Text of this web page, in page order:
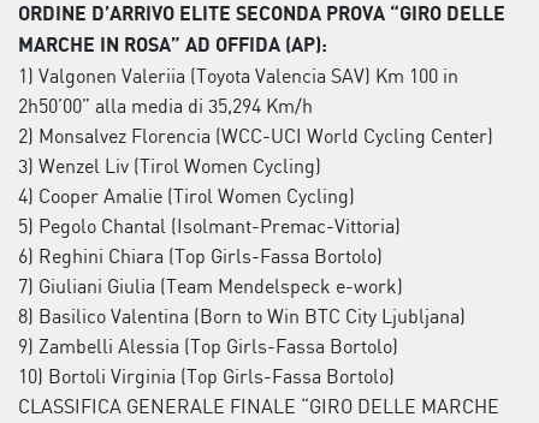
ORDINE D’ARRIVO ELITE SECONDA PROVA “GIRO DELLE
MARCHE IN ROSA” AD OFFIDA (AP):
1) Valgonen Valeriia (Toyota Valencia SAV) Km 100 in
2h50’00” alla media di 35,294 Km/h
2) Monsalvez Florencia (WCC-UCI World Cycling Center)
3) Wenzel Liv (Tirol Women Cycling)
4) Cooper Amalie (Tirol Women Cycling)
5) Pegolo Chantal (Isolmant-Premac-Vittoria)
6) Reghini Chiara (Top Girls-Fassa Bortolo)
7) Giuliani Giulia (Team Mendelspeck e-work)
8) Basilico Valentina (Born to Win BTC City Ljubljana)
9) Zambelli Alessia (Top Girls-Fassa Bortolo)
10) Bortoli Virginia (Top Girls-Fassa Bortolo)
CLASSIFICA GENERALE FINALE “GIRO DELLE MARCHE